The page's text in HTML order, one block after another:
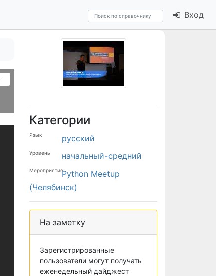
Вход
Категории
Язык русский
Уровень начальный-средний
МероприятиеPython Meetup
(Челябинск)
На заметку
Зарегистрированные
пользователи могут получать
еженедельный дайджест